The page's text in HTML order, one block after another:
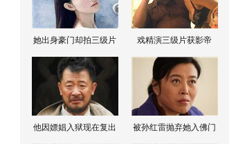
她出身豪门却拍三级片 戏精演三级片获影帝
他因嫖娼入狱现在复出 被孙红雷抛弃她入佛门